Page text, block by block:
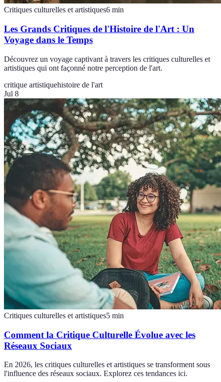
Critiques culturelles et artistiques6 min
Les Grands Critiques de l'Histoire de l'Art : Un
Voyage dans le Temps
Découvrez un voyage captivant à travers les critiques culturelles et
artistiques qui ont façonné notre perception de l'art.
critique artistiquehistoire de l'art
Jul 8
Critiques culturelles et artistiques5 min
Comment la Critique Culturelle Évolue avec les
Réseaux Sociaux
En 2026, les critiques culturelles et artistiques se transforment sous
l'influence des réseaux sociaux. Explorez ces tendances ici.